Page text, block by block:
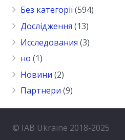
Без категорії(594)
Дослідження (13)
Исследования (3)
но (1)
Новини (2)
Партнери (9)
© IAB Ukraine 2018-2025